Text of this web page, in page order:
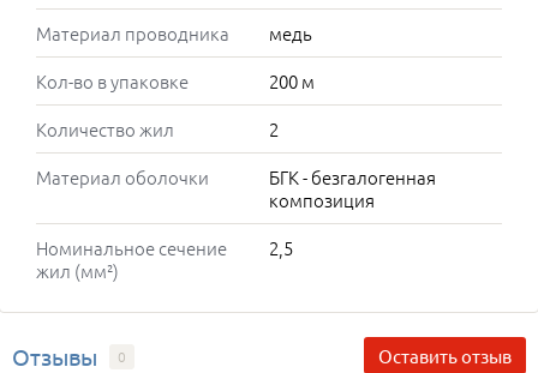
Материал проводника
медь
Кол-во в упаковке
200 м
Количество жил
2
Материал оболочки
БГК - безгалогенная
композиция
Номинальное сечение
жил (мм²)
2,5
Отзывы 0 Оставить отзыв